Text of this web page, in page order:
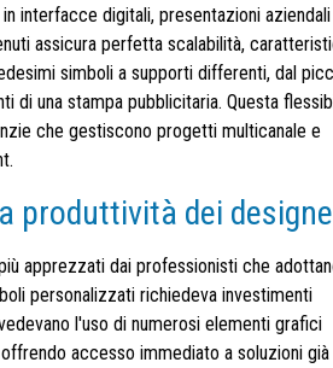
interfacce digitali, presentazioni
assicura perfetta scalabilità,
simboli a supporti differenti, dal
di una stampa pubblicitaria. Questa
che gestiscono progetti multicanale e
produttività dei
apprezzati dai professionisti che
personalizzati richiedeva investimenti
l'uso di numerosi elementi grafici
accesso immediato a soluzioni già